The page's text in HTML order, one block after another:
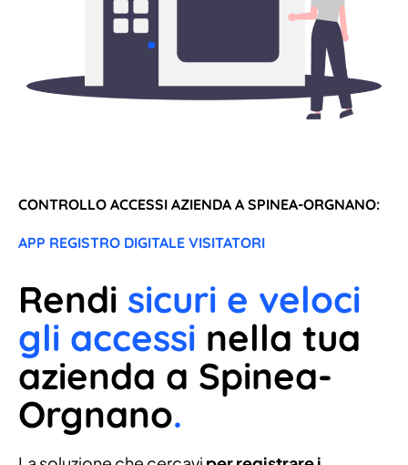
CONTROLLO ACCESSI AZIENDA A SPINEA-ORGNANO:
APP REGISTRO DIGITALE VISITATORI
Rendi sicuri e veloci
gli accessi nella tua
azienda a Spinea-
Orgnano.